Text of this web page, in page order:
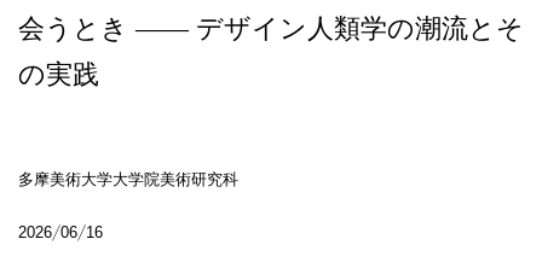
会うとき ―― デザイン人類学の潮流とそ
の実践
多摩美術大学大学院美術研究科
2026/06/16